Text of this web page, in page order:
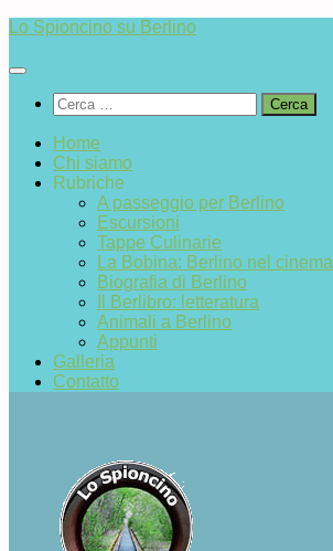
Salta
contenuto
Lo Spioncino su Berlino
Ricerca
per:
Home
Chi siamo
Rubriche
A passeggio per Berlino
Escursioni
Tappe Culinarie
La Bobina: Berlino nel cinema
Biografia di Berlino
Il Berlibro: letteratura
Animali a Berlino
Appunti
Galleria
Contatto